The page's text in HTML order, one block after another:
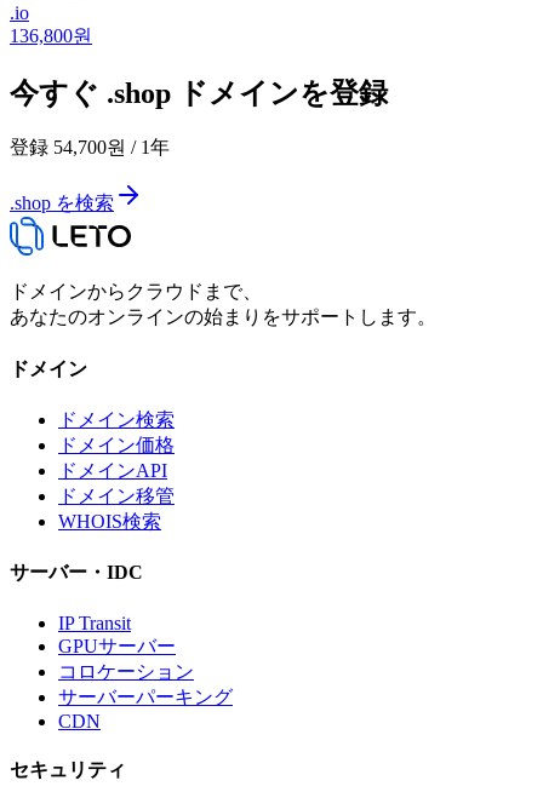
.io
136,800원
今すぐ .shop ドメインを登録
登録 54,700원 / 1年
.shop を検索
ドメインからクラウドまで、
あなたのオンラインの始まりをサポートします。
ドメイン
ドメイン検索
ドメイン価格
ドメインAPI
ドメイン移管
WHOIS検索
サーバー・IDC
IP Transit
GPUサーバー
コロケーション
サーバーパーキング
CDN
セキュリティ